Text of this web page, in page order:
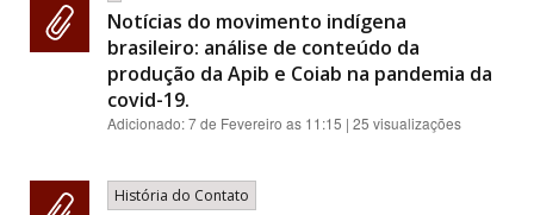
Notícias do movimento indígena
brasileiro: análise de conteúdo da
produção da Apib e Coiab na pandemia da
covid-19.
Adicionado:7 de Fevereiro as 11:15 | 25 visualizações
História do Contato